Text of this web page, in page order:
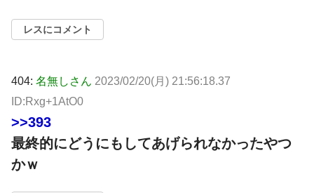
レスにコメント
404: 名無しさん 2023/02/20(月) 21:56:18.37
ID:Rxg+1AtO0
>>393
最終的にどうにもしてあげられなかったやつ
かｗ